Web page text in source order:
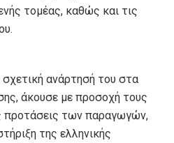
τομέας, καθώς και τις
ανάρτησή του στα
άκουσε με προσοχή τους
προτάσεις των παραγωγών,
της ελληνικής